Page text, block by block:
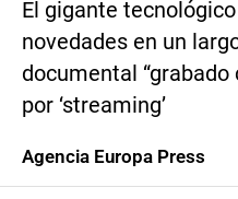
El gigante
novedades en un
documental
por ‘streaming’
Agencia Europa Press